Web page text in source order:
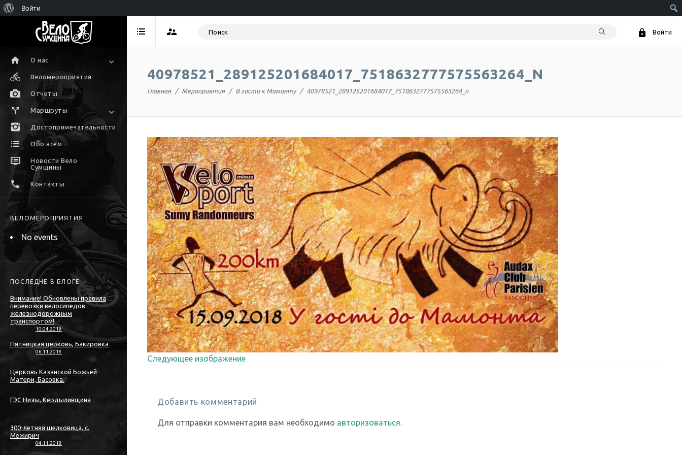
О нас
Веломероприятия
Отчеты
Маршруты
Достопримечательности
Обо всем
Новости Вело
Сумщины
Контакты
ВЕЛОМЕРОПРИЯТИЯ
No events
ПОСЛЕДНЕ В БЛОГЕ
Внимание! Обновлены правила
перевозки велосипедов
железнодорожным
транспортом!
10.04.2019
Пятницкая церковь, Бакировка
06.11.2018
Церковь Казанской Божьей
Матери, Басовка.
ГЭС Низы, Кердыливщина
300-летняя шелковица, с.
Межирич
04.11.2018
Войти
40978521_289125201684017_7518632777575563264_N
Главная Мероприятия В гости к Мамонту 40978521_289125201684017_7518632777575563264_n
Следующее изображение
Добавить комментарий
Для отправки комментария вам необходимо авторизоваться
Войти